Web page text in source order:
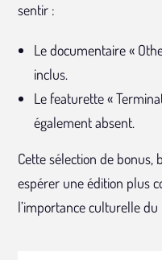
sentir :
Le documentaire «
inclus.
Le featurette «
également absent.
Cette sélection de bonus,
espérer une édition plus
l’importance culturelle